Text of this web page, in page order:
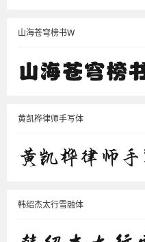
山海苍穹榜书W
黄凯桦律师手写体
韩绍杰太行雪融体